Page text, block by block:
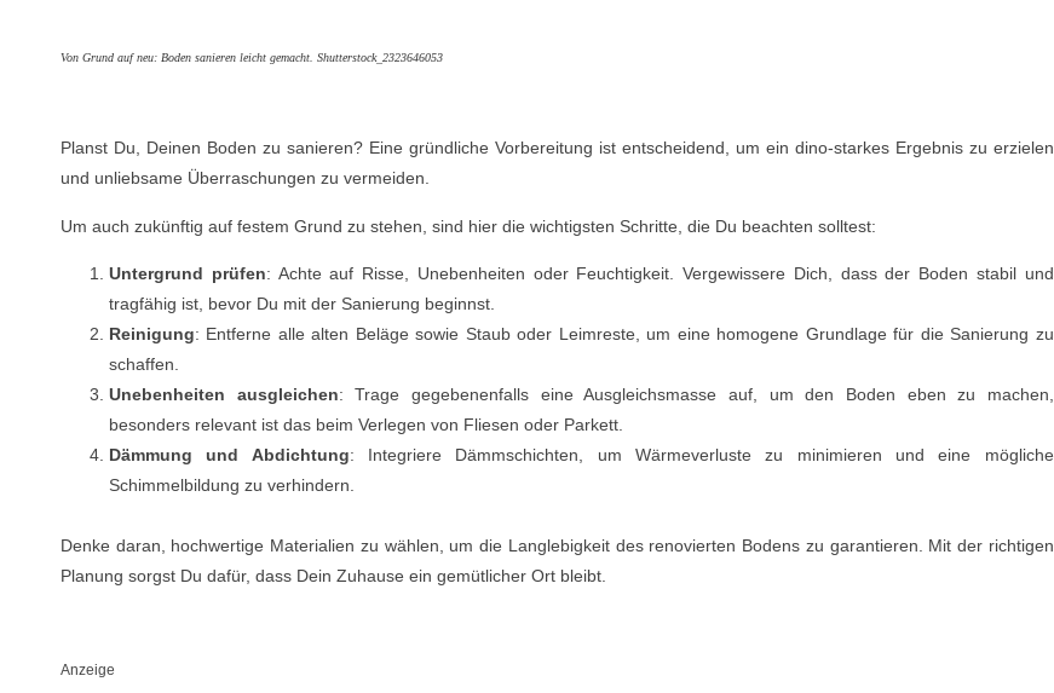
Von Grund auf neu: Boden sanieren leicht gemacht. Shutterstock_2323646053
Planst Du, Deinen Boden zu sanieren? Eine gründliche Vorbereitung ist entscheidend, um ein dino-starkes Ergebnis zu erzielen
und unliebsame Überraschungen zu vermeiden.
Um auch zukünftig auf festem Grund zu stehen, sind hier die wichtigsten Schritte, die Du beachten solltest:
Untergrund prüfen: Achte auf Risse, Unebenheiten oder Feuchtigkeit. Vergewissere Dich, dass der Boden stabil und
tragfähig ist, bevor Du mit der Sanierung beginnst.
Reinigung: Entferne alle alten Beläge sowie Staub oder Leimreste, um eine homogene Grundlage für die Sanierung zu
schaffen.
Unebenheiten ausgleichen: Trage gegebenenfalls eine Ausgleichsmasse auf, um den Boden eben zu machen,
besonders relevant ist das beim Verlegen von Fliesen oder Parkett.
Dämmung und Abdichtung: Integriere Dämmschichten, um Wärmeverluste zu minimieren und eine mögliche
Schimmelbildung zu verhindern.
Denke daran, hochwertige Materialien zu wählen, um die Langlebigkeit des renovierten Bodens zu garantieren. Mit der richtigen
Planung sorgst Du dafür, dass Dein Zuhause ein gemütlicher Ort bleibt.
Anzeige